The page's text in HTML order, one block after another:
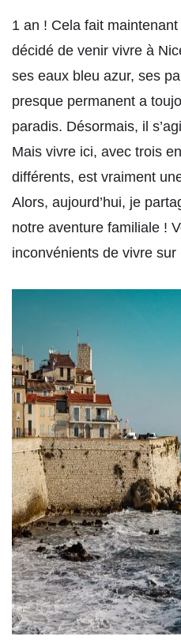
1 an ! Cela fait
décidé de venir vivre à
ses eaux bleu azur, ses
presque permanent a
paradis. Désormais, il
Mais vivre ici, avec trois
différents, est vraiment
Alors, aujourd’hui, je
notre aventure familiale !
inconvénients de vivre sur